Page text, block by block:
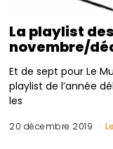
La playlist
novembre/
Et de sept pour Le
playlist de l’année
les
20 décembre 2019